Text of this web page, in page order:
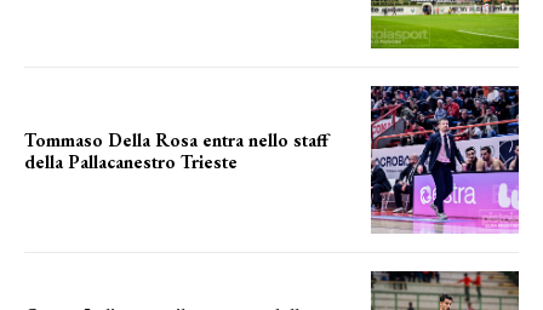
Tommaso Della Rosa entra nello staff
della Pallacanestro Trieste